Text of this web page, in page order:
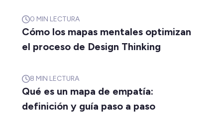
0 MIN LECTURA
Cómo los mapas mentales optimizan
el proceso de Design Thinking
8 MIN LECTURA
Qué es un mapa de empatía:
definición y guía paso a paso